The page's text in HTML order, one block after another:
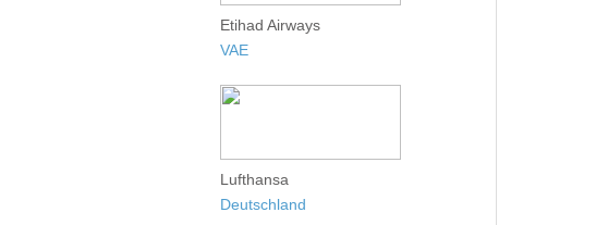
Etihad Airways
VAE
Lufthansa
Deutschland